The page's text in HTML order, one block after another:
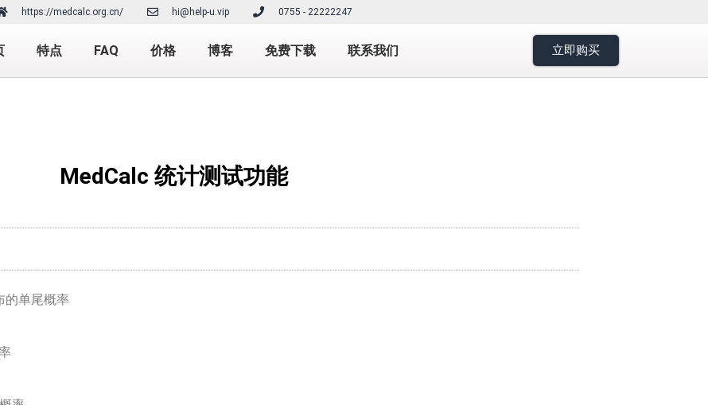
https://medcalc.org.cn/ hi@help-u.vip 0755 - 22222247
特点 FAQ 价格 博客 免费下载 联系我们 立即购买
MedCalc 统计测试功能
的单尾概率